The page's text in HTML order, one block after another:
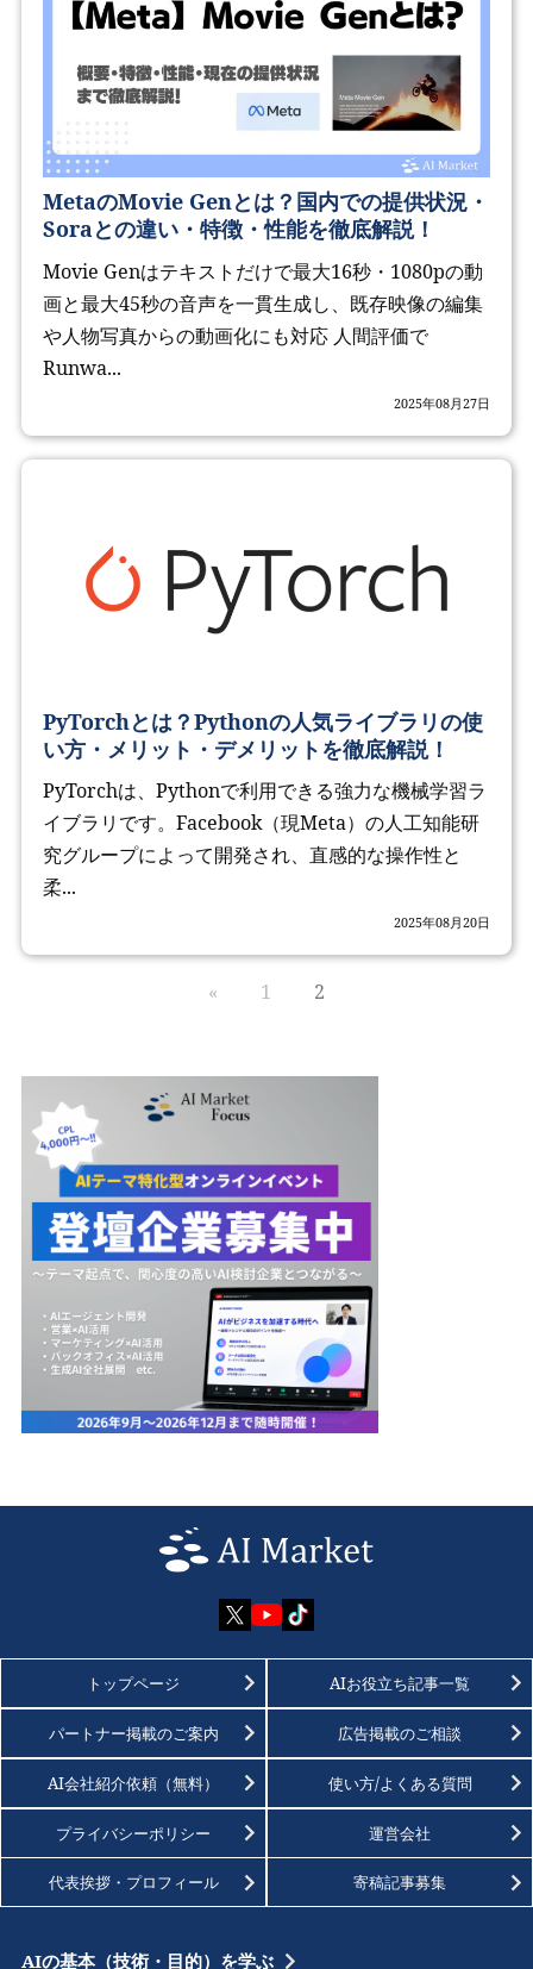
MetaのMovie Genとは？国内での提供状況・
Soraとの違い・特徴・性能を徹底解説！
Movie Genはテキストだけで最大16秒・1080pの動
画と最大45秒の音声を一貫生成し、既存映像の編集
や人物写真からの動画化にも対応 人間評価で
Runwa...
2025年08月27日
PyTorchとは？Pythonの人気ライブラリの使
い方・メリット・デメリットを徹底解説！
PyTorchは、Pythonで利用できる強力な機械学習ラ
イブラリです。Facebook（現Meta）の人工知能研
究グループによって開発され、直感的な操作性と
柔...
2025年08月20日
« 1 2
トップページ AIお役立ち記事一覧
パートナー掲載のご案内 広告掲載のご相談
AI会社紹介依頼（無料） 使い方/よくある質問
プライバシーポリシー 運営会社
代表挨拶・プロフィール 寄稿記事募集
AIの基本（技術・目的）を学ぶ